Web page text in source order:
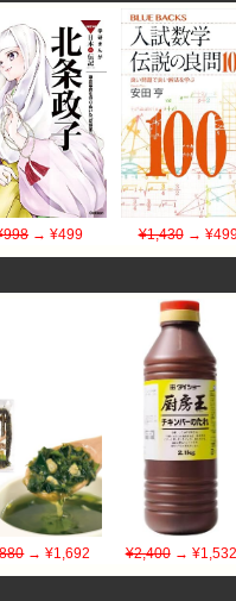
→ ¥499 ¥1,430→
→ ¥1,692 ¥2,400→ ¥1,532